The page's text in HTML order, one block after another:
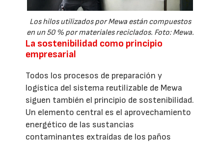
Los hilos utilizados por Mewa están compuestos
en un 50 % por materiales reciclados. Foto: Mewa.
La sostenibilidad como principio
empresarial
Todos los procesos de preparación y
logística del sistema reutilizable de Mewa
siguen también el principio de sostenibilidad.
Un elemento central es el aprovechamiento
energético de las sustancias
contaminantes extraídas de los paños